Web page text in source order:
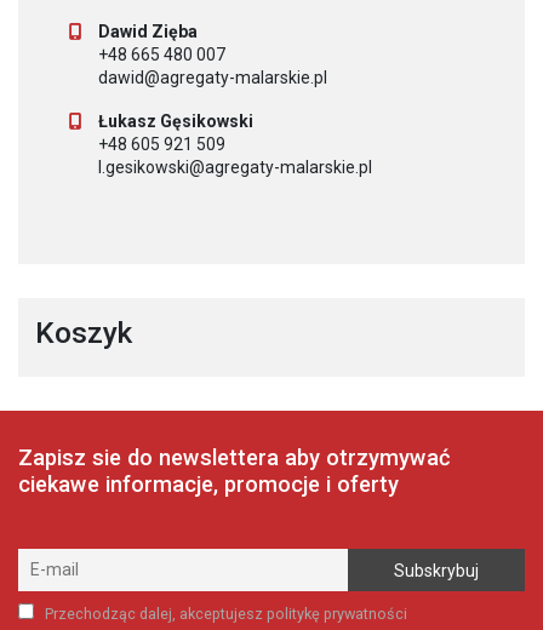
Dawid Zięba
+48 665 480 007
dawid@agregaty-malarskie.pl
Łukasz Gęsikowski
+48 605 921 509
l.gesikowski@agregaty-malarskie.pl
Koszyk
Zapisz sie do newslettera aby otrzymywać
ciekawe informacje, promocje i oferty
Przechodząc dalej, akceptujesz politykę prywatności